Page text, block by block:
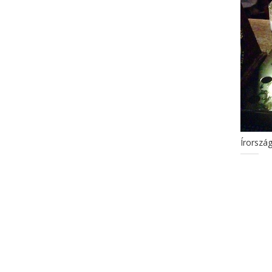
Írország